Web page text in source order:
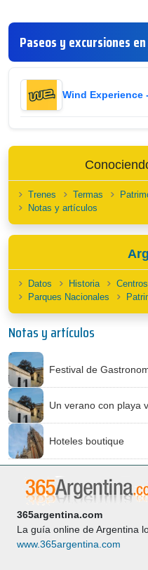
Paseos y excursiones
Wind Experience
Trenes Termas
Notas y artículos
Datos Historia
Parques Nacionales
Notas y artículos
Festival de
Un verano con playa
Hoteles boutique
365argentina.com
La guía online de Argentina
www.365argentina.com